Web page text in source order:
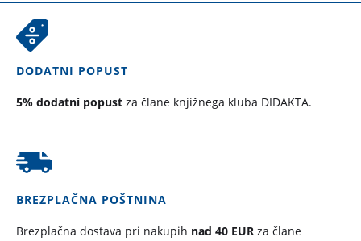
DODATNI POPUST
5% dodatni popust za člane knjižnega kluba DIDAKTA.
BREZPLAČNA POŠTNINA
Brezplačna dostava pri nakupih nad 40 EUR za člane